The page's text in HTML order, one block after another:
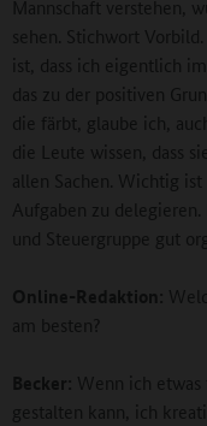
Mannschaft verstehen,
sehen. Stichwort
ist, dass ich eigentlich
das zu der positiven
die färbt, glaube ich,
die Leute wissen, dass
allen Sachen. Wichtig
Aufgaben zu delegieren.
und Steuergruppe gut
Online-Redaktion:
am besten?
Becker: Wenn ich etwas
gestalten kann, ich